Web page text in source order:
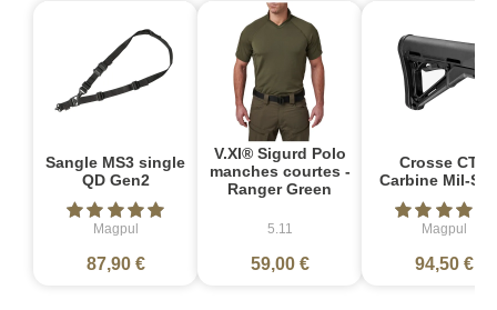
Sangle MS3 single
QD Gen2
Magpul
87,90 €
V.XI® Sigurd Polo
manches courtes -
Ranger Green
5.11
59,00 €
Crosse CTR
Carbine Mil-
Magpul
94,50 €